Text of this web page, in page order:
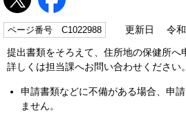
ページ番号 C1022988 更新日 令和
提出書類をそろえて、住所地の保健所へ
詳しくは担当課へお問い合わせください。
申請書類などに不備がある場合、申
ません。